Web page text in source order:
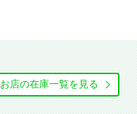
お店の在庫⼀覧を⾒る